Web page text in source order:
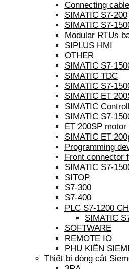
Connecting cable
SIMATIC S7-200
SIMATIC S7-
Modular RTUs
SIPLUS HMI
OTHER
SIMATIC S7-
SIMATIC TDC
SIMATIC S7-
SIMATIC ET
SIMATIC
SIMATIC S7-
ET 200SP
SIMATIC ET
Programming
Front connector
SIMATIC S7-
SITOP
S7-300
S7-400
PLC S7-1200
SIMATIC
SOFTWARE
REMOTE IO
PHỤ KIỆN
Thiết bị đóng cắt